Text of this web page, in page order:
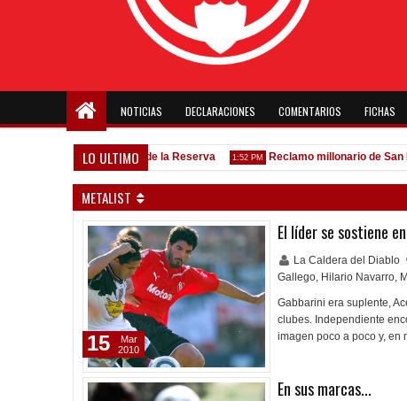
NOTICIAS DECLARACIONES COMENTARIOS FICHAS
LO ULTIMO
Goleada histórica de la Reserva 1:52 PM Reclamo millonario de San
METALIST
El líder se sostiene
La Caldera del Diablo
Gallego, Hilario Navarro,
Gabbarini era suplente,
clubes. Independiente
imagen poco a poco y,
15
Mar
2010
En sus marcas...